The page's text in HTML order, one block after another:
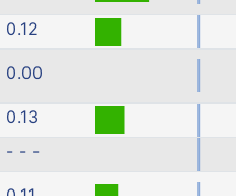
0.12
0.00
0.13
- - -